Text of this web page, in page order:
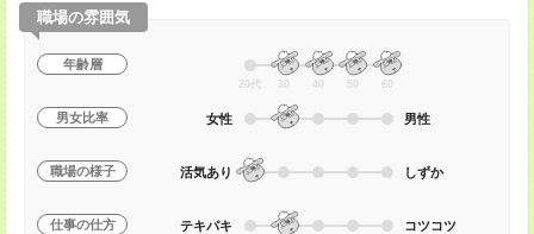
職場の雰囲気
年齢層
20代 30 40 50 60
男女比率 女性 男性
職場の様子 活気あり しずか
仕事の仕方 テキパキ コツコツ